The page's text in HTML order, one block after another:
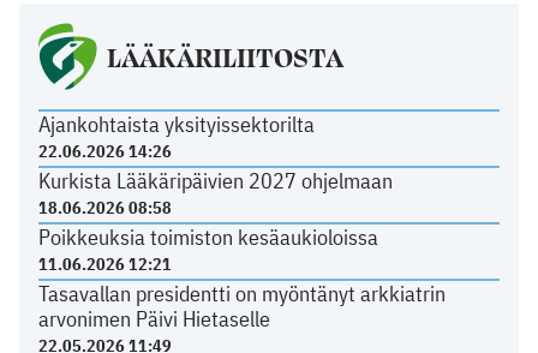
LÄÄKÄRILIITOSTA
Ajankohtaista yksityissektorilta
22.06.2026 14:26
Kurkista Lääkäripäivien 2027 ohjelmaan
18.06.2026 08:58
Poikkeuksia toimiston kesäaukioloissa
11.06.2026 12:21
Tasavallan presidentti on myöntänyt arkkiatrin
arvonimen Päivi Hietaselle
22.05.2026 11:49